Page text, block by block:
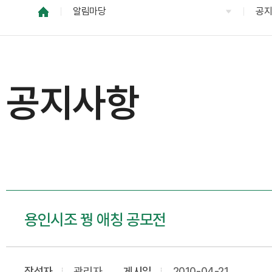
알림마당 공
공지사항
용인시조 꿩 애칭 공모전